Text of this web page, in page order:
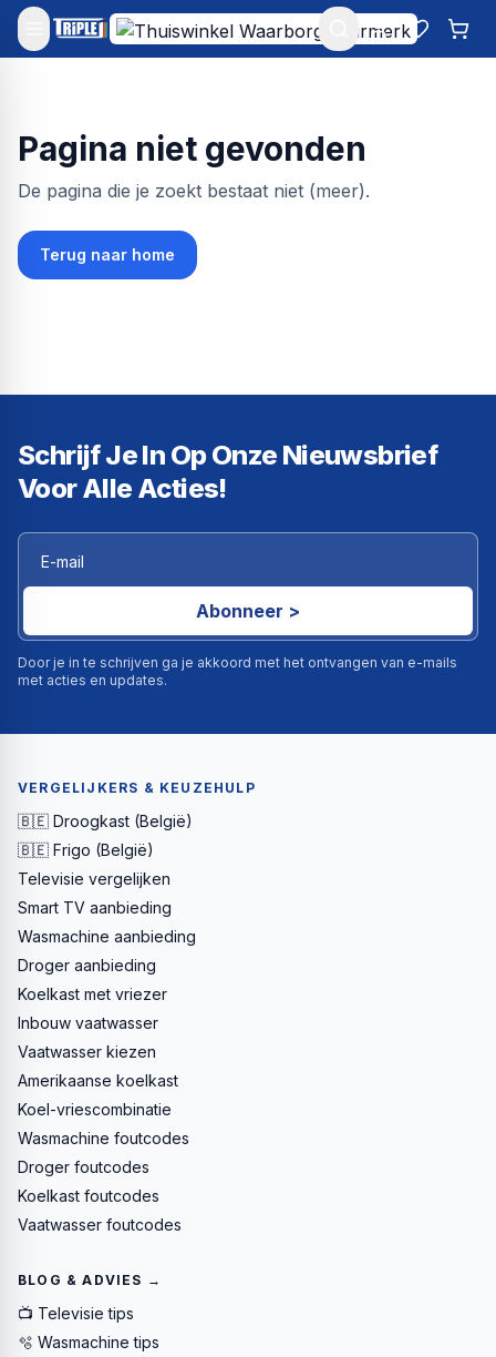
Mijn account
Pagina niet gevonden
De pagina die je zoekt bestaat niet (meer).
Terug naar home
Schrijf Je In Op Onze Nieuwsbrief
Voor Alle Acties!
Abonneer >
Door je in te schrijven ga je akkoord met het ontvangen van e-mails
met acties en updates.
VERGELIJKERS & KEUZEHULP
🇧🇪 Droogkast (België)
🇧🇪 Frigo (België)
Televisie vergelijken
Smart TV aanbieding
Wasmachine aanbieding
Droger aanbieding
Koelkast met vriezer
Inbouw vaatwasser
Vaatwasser kiezen
Amerikaanse koelkast
Koel-vriescombinatie
Wasmachine foutcodes
Droger foutcodes
Koelkast foutcodes
Vaatwasser foutcodes
BLOG & ADVIES →
📺 Televisie tips
🫧 Wasmachine tips